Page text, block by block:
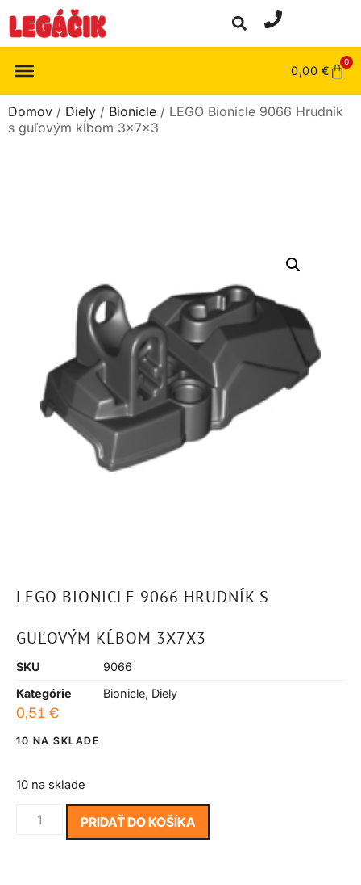
0,00 €
0
Domov / Diely / Bionicle / LEGO Bionicle 9066 Hrudník
s guľovým kĺbom 3x7x3
LEGO BIONICLE 9066 HRUDNÍK S
GUĽOVÝM KĹBOM 3X7X3
SKU
9066
Kategórie
Bionicle, Diely
0,51 €
10 NA SKLADE
10 na sklade
PRIDAŤ DO KOŠÍKA